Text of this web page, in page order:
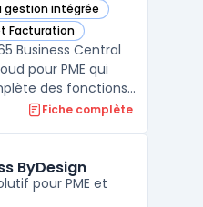
gestion intégrée
Business Central dans
Facturation
Business Central dans
Business Central
pour PME qui
des fonctions
telles que les
automatise les
Fiche complète
ByDesign
pour PME et